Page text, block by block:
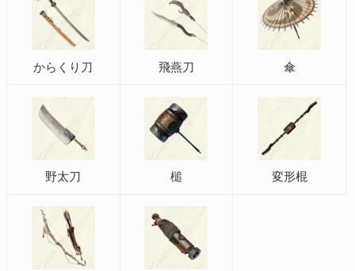
からくり刀 飛燕刀 傘
野太刀 槌 変形棍